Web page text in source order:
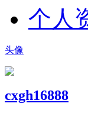
个人
头像
cxgh16888